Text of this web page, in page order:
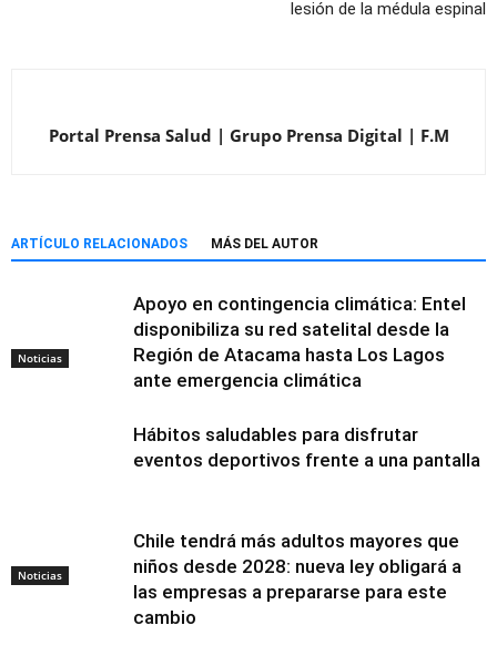
lesión de la médula espinal
Portal Prensa Salud | Grupo Prensa Digital | F.M
ARTÍCULO RELACIONADOS MÁS DEL AUTOR
Noticias
Apoyo en contingencia climática: Entel
disponibiliza su red satelital desde la
Región de Atacama hasta Los Lagos
ante emergencia climática
Noticias
Hábitos saludables para disfrutar
eventos deportivos frente a una pantalla
Chile tendrá más adultos mayores que
niños desde 2028: nueva ley obligará a
las empresas a prepararse para este
cambio